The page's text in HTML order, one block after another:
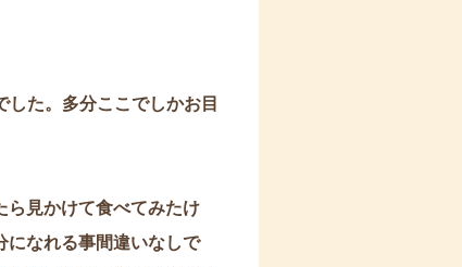
た。多分ここでしかお目
ら見かけて食べてみたけ
になれる事間違いなしで